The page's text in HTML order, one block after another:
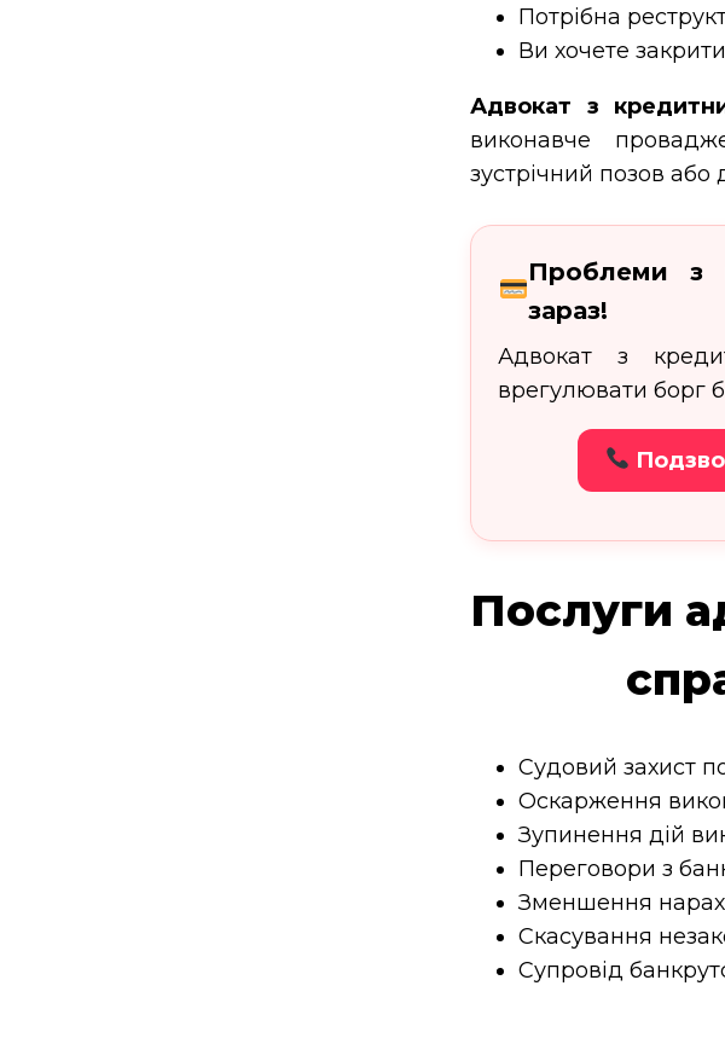
Потрібна
Ви хочете
Адвокат з
виконавче
зустрічний позов
Проблеми з
зараз!
Адвокат з
врегулювати борг
Послуги
Судовий захист
Оскарження
Зупинення дій
Переговори з
Зменшення
Скасування
Супровід